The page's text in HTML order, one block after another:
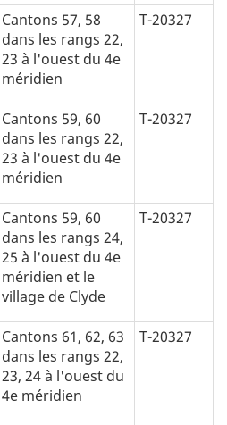
Cantons 57, 58
dans les rangs 22,
23 à l'ouest du 4e
méridien
T-20327
Cantons 59, 60
dans les rangs 22,
23 à l'ouest du 4e
méridien
T-20327
Cantons 59, 60
dans les rangs 24,
25 à l'ouest du 4e
méridien et le
village de Clyde
T-20327
Cantons 61, 62, 63
dans les rangs 22,
23, 24 à l'ouest du
4e méridien
T-20327